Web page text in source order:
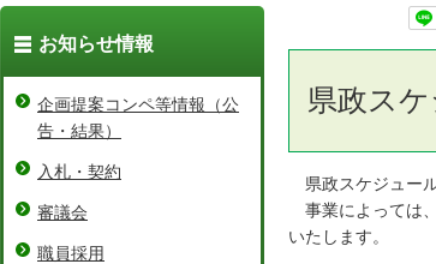
県政ス
県政スケジュー
事業によっては
いたします。
お知らせ情報
企画提案コンペ等情報（公
告・結果）
入札・契約
審議会
職員採用